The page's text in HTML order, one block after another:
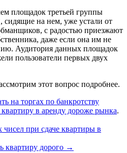
площадок третьей группы
сидящие на нем, уже устали от
с радостью приезжают
даже если она им не
Аудитория данных площадок
пользователи первых двух
этот вопрос подробнее.
в аренду дороже рынка.
при сдаче квартиры в
квартиру дорого →